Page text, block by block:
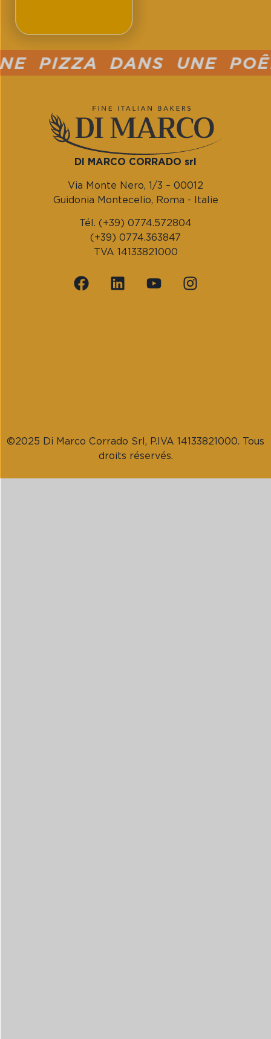
DANS UNE
DI MARCO CORRADO srl
Via Monte Nero, 1/3 – 00012
Guidonia Montecelio, Roma - Italie
Tél. (+39) 0774.572804
(+39) 0774.363847
TVA 14133821000
©2025 Di Marco Corrado Srl, P.IVA 14133821000. Tous
droits réservés.